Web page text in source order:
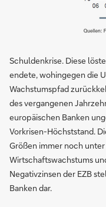
Schuldenkrise. Diese
endete, wohingegen die
Wachstumspfad
des vergangenen
europäischen Banken
Vorkrisen-Höchststand.
Größen immer noch
Wirtschaftswachstums
Negativzinsen der EZB
Banken dar.